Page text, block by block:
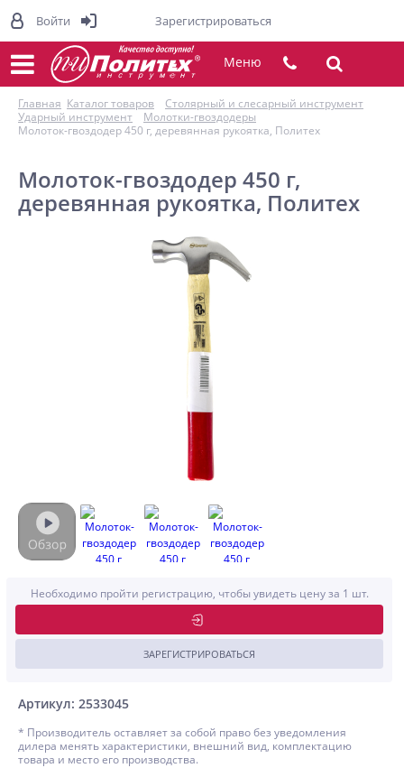
Меню
Главная Каталог товаров
Столярный и слесарный инструмент
Ударный инструмент
Молотки-гвоздодеры
Молоток-гвоздодер 450 г, деревянная рукоятка, Политех
Молоток-гвоздодер 450 г,
деревянная рукоятка, Политех
Артикул: 2533045
Необходимо пройти регистрацию, чтобы увидеть цену за 1 шт.
ЗАРЕГИСТРИРОВАТЬСЯ
* Производитель оставляет за собой право без уведомления
дилера менять характеристики, внешний вид, комплектацию
товара и место его производства.
Войти Зарегистрироваться